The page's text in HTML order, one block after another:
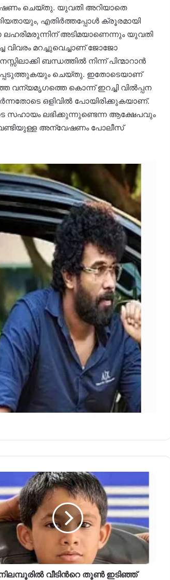
ചൂഷണം ചെയ്തു. യുവതി അറിയാതെ
എതിർത്തപ്പോൾ ക്രൂരമായി
ലഹരിമരുന്നിന് അടിമയാണെന്നും യുവതി
വിവരം മറച്ചുവെച്ചാണ് ജോജോ
ബന്ധത്തിൽ നിന്ന് പിന്മാറാൻ
ചെയ്തു. ഇതോടെയാണ്
വന്യമൃഗത്തെ കൊന്ന് ഇറച്ചി വിൽപ്പന
ഒളിവിൽ പോയിരിക്കുകയാണ്.
സഹായം ലഭിക്കുന്നുണ്ടെന്ന ആക്ഷേപവും
അന്വേഷണം പോലീസ്
വീടിന്‍റെ തൂൺ ഇടിഞ്ഞ്